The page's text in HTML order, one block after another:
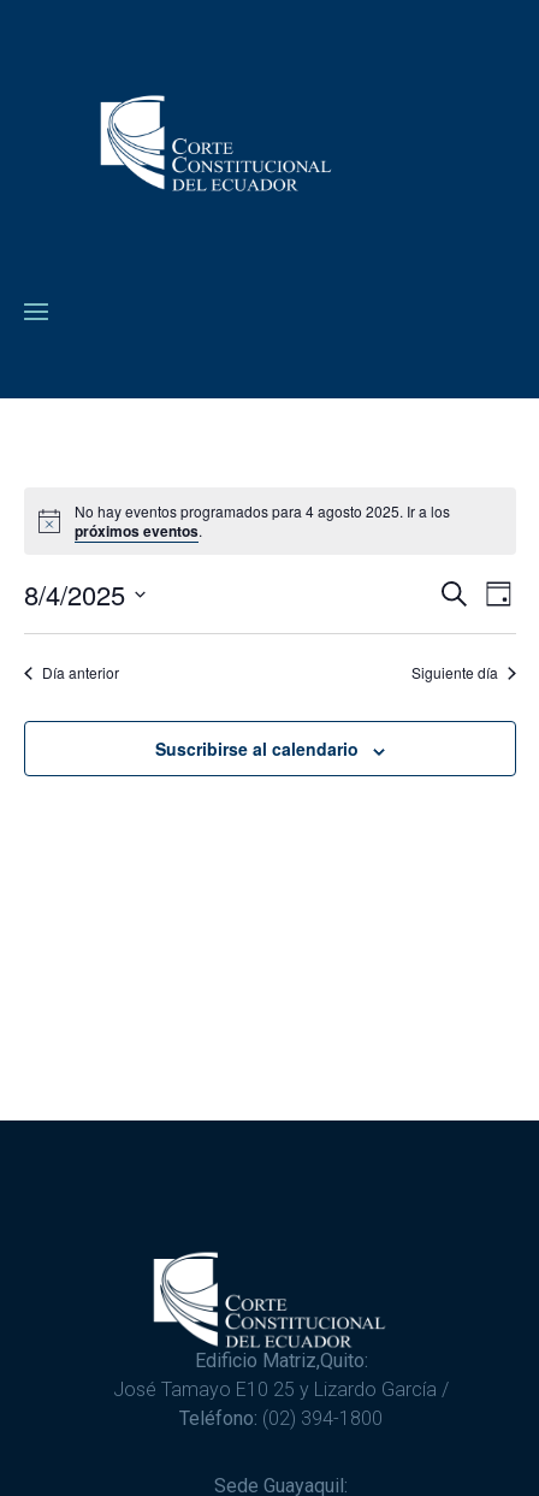
No hay eventos programados para 4 agosto 2025. Ir a los
próximos eventos.
de
vistas
de
Buscar
de
Día
8/4/2025
Día anterior Siguiente día
Suscribirse al calendario
Edificio Matriz,Quito:
José Tamayo E10 25 y Lizardo García /
Teléfono: (02) 394-1800
Sede Guayaquil: